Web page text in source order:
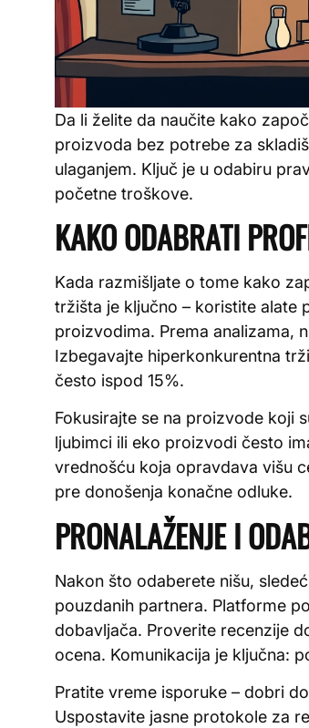
Da li želite da naučite kako
proizvoda bez potrebe za
ulaganjem. Ključ je u odabiru
početne troškove.
KAKO ODABRATI
Kada razmišljate o tome kako
tržišta je ključno – koristite alate
proizvodima. Prema analizama,
Izbegavajte hiperkonkurentna
često ispod 15%.
Fokusirajte se na proizvode koji
ljubimci ili eko proizvodi često
vrednošću koja opravdava višu
pre donošenja konačne odluke.
PRONALAŽENJE I
Nakon što odaberete nišu,
pouzdanih partnera. Platforme
dobavljača. Proverite recenzije
ocena. Komunikacija je ključna:
Pratite vreme isporuke – dobri
Uspostavite jasne protokole za